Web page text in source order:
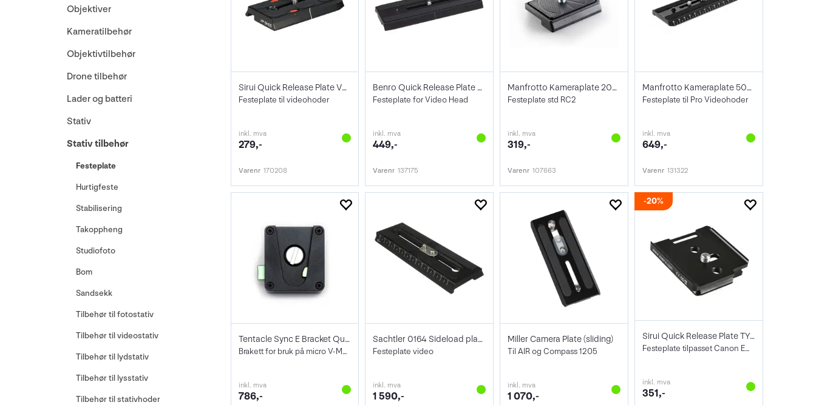
Objektiver
Kameratilbehør
Objektivtilbehør
Drone tilbehør
Lader og batteri
Stativ
Stativ tilbehør
Festeplate
Hurtigfeste
Stabilisering
Takoppheng
Studiofoto
Bom
Sandsekk
Tilbehør til fotostativ
Tilbehør til videostativ
Tilbehør til lydstativ
Tilbehør til lysstativ
Tilbehør til stativhoder
Sirui Quick Release Plate VP-SH05
Festeplate til videohoder
inkl. mva
279,-
Varenr 170208
Benro Quick Release Plate Video
Festeplate for Video Head
inkl. mva
449,-
Varenr 137175
Manfrotto Kameraplate 200LT-PL
Festeplate std RC2
inkl. mva
319,-
Varenr 107663
Manfrotto Kameraplate 504PLONGR-1
Festeplate til Pro Videohoder
inkl. mva
649,-
Varenr 131322
Tentacle Sync E Bracket Quick Release
Brakett for bruk på micro V-Mount
inkl. mva
786,-
Sachtler 0164 Sideload plate S / Ace
Festeplate video
inkl. mva
1 590,-
Miller Camera Plate (sliding)
Til AIR og Compass 1205
inkl. mva
1 070,-
20%
Sirui Quick Release Plate TY-5D II
Festeplate tilpasset Canon EOS 5D Mk II
inkl. mva
351,-